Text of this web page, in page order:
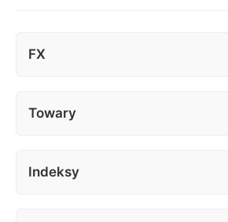
FX
Towary
Indeksy